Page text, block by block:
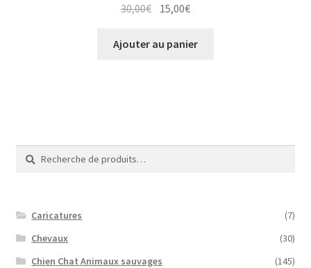
30,00€ Le
initial
15,00€Le
actuel
Ajouter au panier
Recherche
pour :
Recherche
Caricatures
(7)
Chevaux
(30)
Chien Chat Animaux sauvages
(145)